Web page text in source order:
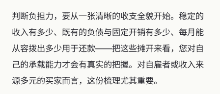
判断负担力，要从一张清晰的收支全貌开始。稳定的
收入有多少、既有的负债与固定开销有多少、每月能
从容拨出多少用于还款——把这些摊开来看，您对自
己的承载能力才会有真实的把握。对自雇者或收入来
源多元的买家而言，这份梳理尤其重要。